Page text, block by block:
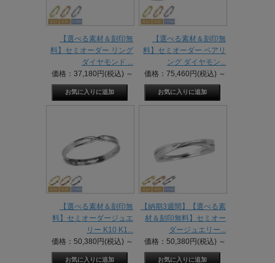
【選べる素材＆刻印無
料】セミオーダー リング
ダイヤモンド ...
価格：37,180円(税込) ～
【選べる素材＆刻印無
料】セミオーダー ペアリ
ング ダイヤモン...
価格：75,460円(税込) ～
【選べる素材＆刻印無
料】セミオーダージュエ
リー K10 K1...
価格：50,380円(税込) ～
【納期3週間】【選べる素
材＆刻印無料】セミオー
ダージュエリー...
価格：50,380円(税込) ～